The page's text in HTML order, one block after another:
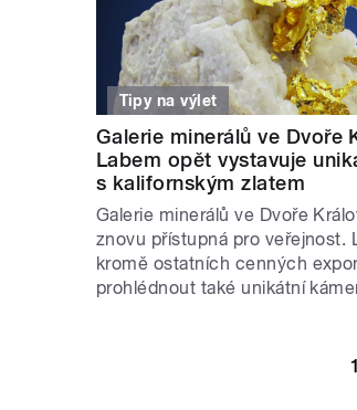
Tipy na výlet
Galerie minerálů ve Dvoře
Labem opět vystavuje
s kalifornským zlatem
Galerie minerálů ve Dvoře
znovu přístupná pro veřejnost.
kromě ostatních cenných
prohlédnout také unikátní
1